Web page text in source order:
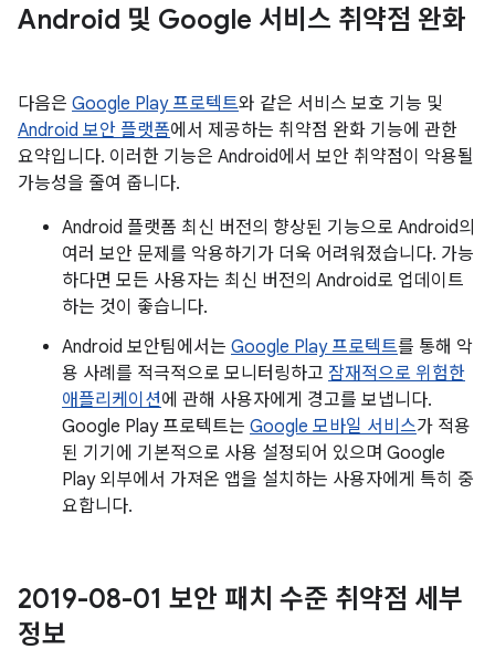
Android 및 Google 서비스 취약점 완화
다음은 Google Play 프로텍트와 같은 서비스 보호 기능 및
Android 보안 플랫폼에서 제공하는 취약점 완화 기능에 관한
요약입니다. 이러한 기능은 Android에서 보안 취약점이 악용될
가능성을 줄여 줍니다.
Android 플랫폼 최신 버전의 향상된 기능으로 Android의
여러 보안 문제를 악용하기가 더욱 어려워졌습니다. 가능
하다면 모든 사용자는 최신 버전의 Android로 업데이트
하는 것이 좋습니다.
Android 보안팀에서는 Google Play 프로텍트를 통해 악
용 사례를 적극적으로 모니터링하고 잠재적으로 위험한
애플리케이션에 관해 사용자에게 경고를 보냅니다.
Google Play 프로텍트는 Google 모바일 서비스가 적용
된 기기에 기본적으로 사용 설정되어 있으며 Google
Play 외부에서 가져온 앱을 설치하는 사용자에게 특히 중
요합니다.
2019-08-01 보안 패치 수준 취약점 세부
정보